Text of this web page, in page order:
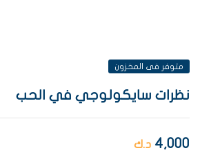
متوفر فى المخزون
نظرات سايكولوجي في الحب
4,000 د.ك